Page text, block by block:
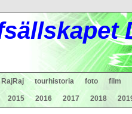
llskapet
RajRaj tourhistoria foto film
2015 2016 2017 2018